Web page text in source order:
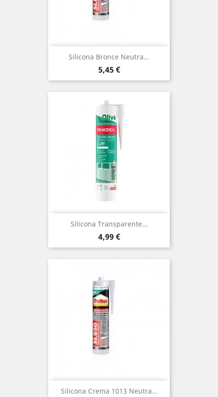
Silicona Bronce Neutra...
Precio
5,45 €
Silicona Transparente...
Precio
4,99 €
Silicona Crema 1013 Neutra...